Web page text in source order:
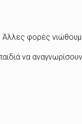
Άλλες φορές
να